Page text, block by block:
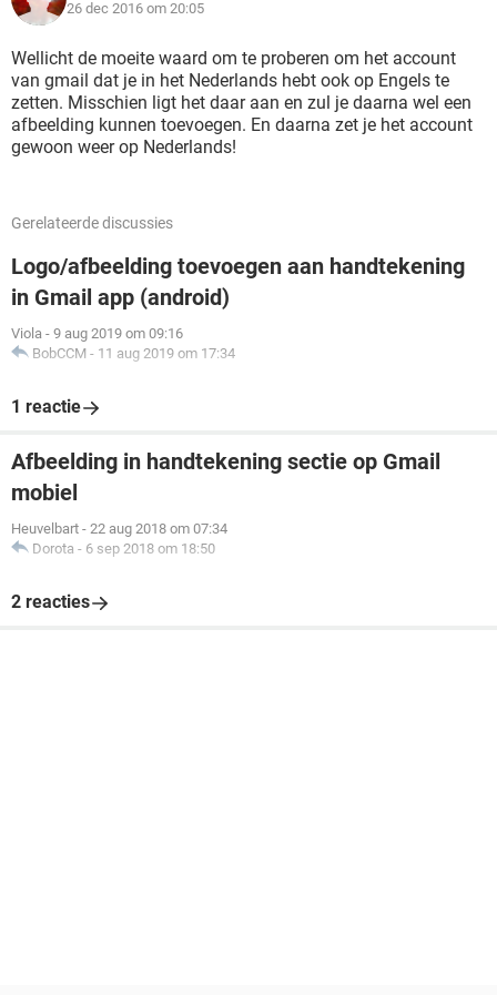
26 dec 2016 om 20:05
Wellicht de moeite waard om te proberen om het account
van gmail dat je in het Nederlands hebt ook op Engels te
zetten. Misschien ligt het daar aan en zul je daarna wel een
afbeelding kunnen toevoegen. En daarna zet je het account
gewoon weer op Nederlands!
Gerelateerde discussies
Logo/afbeelding toevoegen aan handtekening
in Gmail app (android)
Viola - 9 aug 2019 om 09:16
BobCCM - 11 aug 2019 om 17:34
1 reactie
Afbeelding in handtekening sectie op Gmail
mobiel
Heuvelbart - 22 aug 2018 om 07:34
Dorota - 6 sep 2018 om 18:50
2 reacties